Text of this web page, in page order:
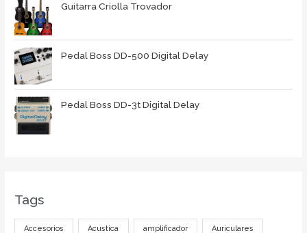
Guitarra Criolla Trovador
Pedal Boss DD-500 Digital Delay
Pedal Boss DD-3t Digital Delay
Tags
Accesorios Acustica amplificador Auriculares